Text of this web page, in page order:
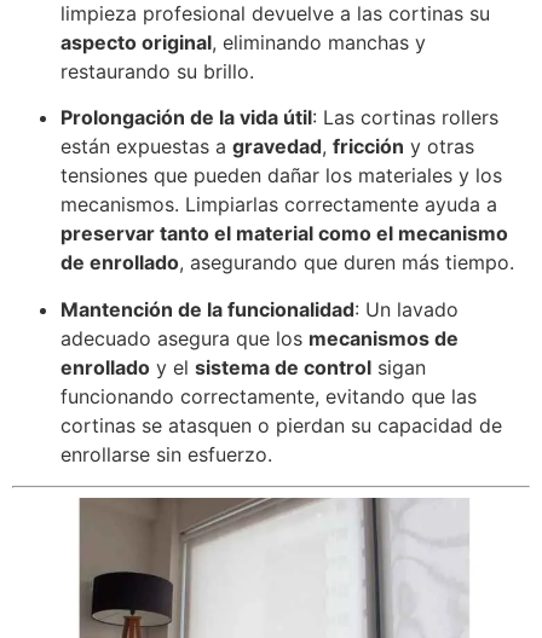
limpieza profesional devuelve a las cortinas su
aspecto original, eliminando manchas y
restaurando su brillo.
Prolongación de la vida útil: Las cortinas rollers
están expuestas a gravedad, fricción y otras
tensiones que pueden dañar los materiales y los
mecanismos. Limpiarlas correctamente ayuda a
preservar tanto el material como el mecanismo
de enrollado, asegurando que duren más tiempo.
Mantención de la funcionalidad: Un lavado
adecuado asegura que los mecanismos de
enrollado y el sistema de control sigan
funcionando correctamente, evitando que las
cortinas se atasquen o pierdan su capacidad de
enrollarse sin esfuerzo.